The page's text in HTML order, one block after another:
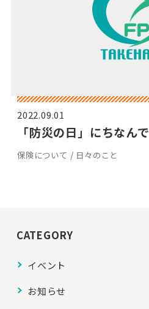
2022.09.01
「防災の日」にちなんで
保険について / 日々のこと
CATEGORY
イベント
お知らせ